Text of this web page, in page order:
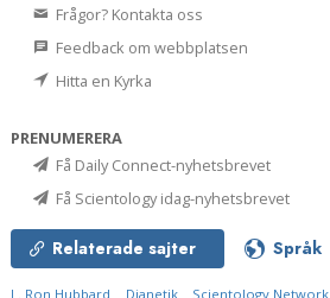
Frågor? Kontakta oss
Feedback om webbplatsen
Hitta en Kyrka
PRENUMERERA
Få Daily Connect-nyhetsbrevet
Få Scientology idag-nyhetsbrevet
Relaterade sajter Språk
L. Ron Hubbard Dianetik Scientology Network